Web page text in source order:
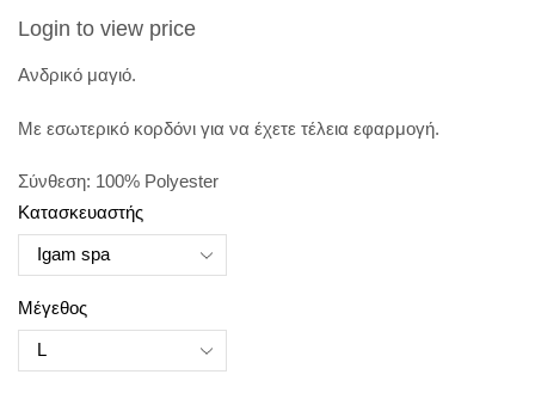
Login to view price
Ανδρικό μαγιό.
Mε εσωτερικό κορδόνι για να έχετε τέλεια εφαρμογή.
Σύνθεση: 100% Polyester
Κατασκευαστής
Μέγεθος